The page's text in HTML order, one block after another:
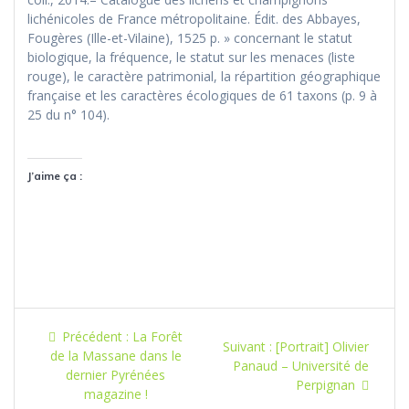
lichénicoles de France métropolitaine. Édit. des Abbayes,
Fougères (Ille-et-Vilaine), 1525 p. » concernant le statut
biologique, la fréquence, le statut sur les menaces (liste
rouge), le caractère patrimonial, la répartition géographique
française et les caractères écologiques de 61 taxons (p. 9 à
25 du n° 104).
J’aime ça :
Navigation
Précédent : Article
précédent
:
La Forêt
de la Massane dans le
dernier Pyrénées
magazine !
Suivant : Article
suivant
[Portrait] Olivier
Panaud – Université de
Perpignan